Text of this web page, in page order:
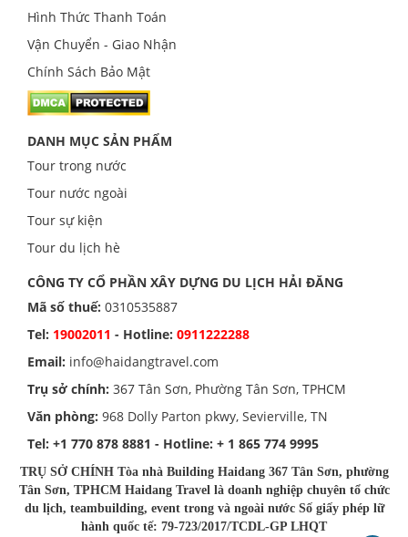
Hình Thức Thanh Toán
Vận Chuyển - Giao Nhận
Chính Sách Bảo Mật
DANH MỤC SẢN PHẨM
Tour trong nước
Tour nước ngoài
Tour sự kiện
Tour du lịch hè
CÔNG TY CỔ PHẦN XÂY DỰNG DU LỊCH HẢI ĐĂNG
Mã số thuế: 0310535887
Tel: 19002011 - Hotline: 0911222288
Email: info@haidangtravel.com
Trụ sở chính: 367 Tân Sơn, Phường Tân Sơn, TPHCM
Văn phòng: 968 Dolly Parton pkwy, Sevierville, TN
Tel: +1 770 878 8881 - Hotline: + 1 865 774 9995
TRỤ SỞ CHÍNH Tòa nhà Building Haidang 367 Tân Sơn, phường
Tân Sơn, TPHCM Haidang Travel là doanh nghiệp chuyên tổ chức
du lịch, teambuilding, event trong và ngoài nước Số giấy phép lữ
hành quốc tế: 79-723/2017/TCDL-GP LHQT